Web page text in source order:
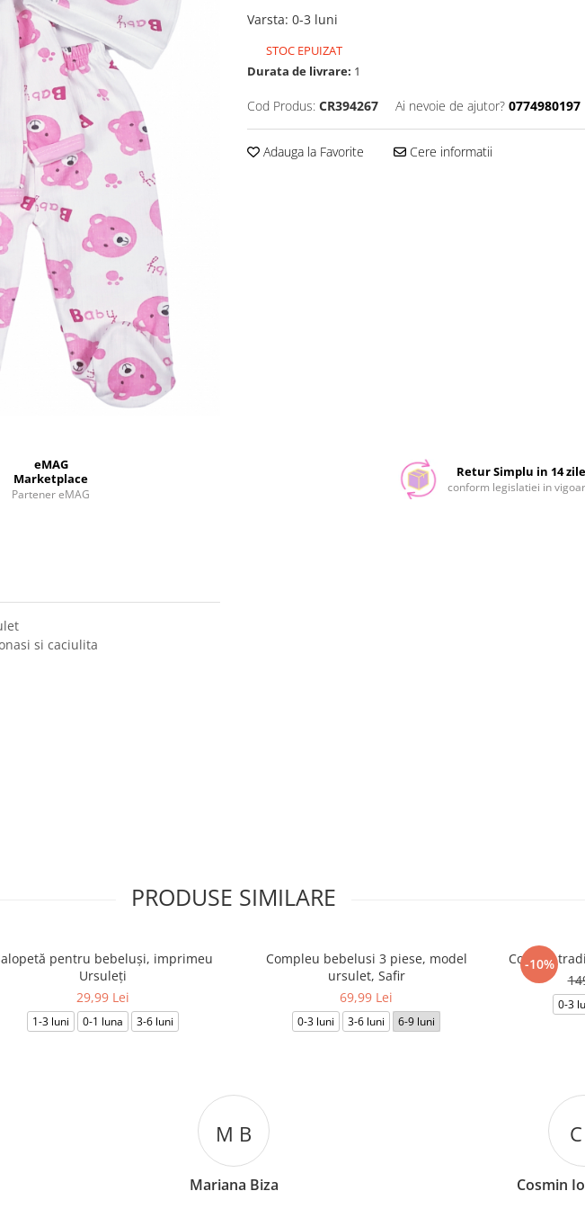
Varsta: 0-3 luni
STOC EPUIZAT
Durata de livrare: 1
Cod Produs: CR394267 Ai nevoie de ajutor? 0774980197
Adauga la Favorite Cere informatii
eMAG
Marketplace
Partener eMAG
Retur Simplu in 14 zile
conform legislatiei in
si caciulita
PRODUSE SIMILARE
pentru bebeluși, imprimeu
Ursuleți
29,99 Lei
1-3 luni 0-1 luna 3-6 luni
Compleu bebelusi 3 piese, model
ursulet, Safir
69,99 Lei
0-3 luni 3-6 luni 6-9 luni
-10%
Costum
0-3
Cosmin Ionuț Teaca